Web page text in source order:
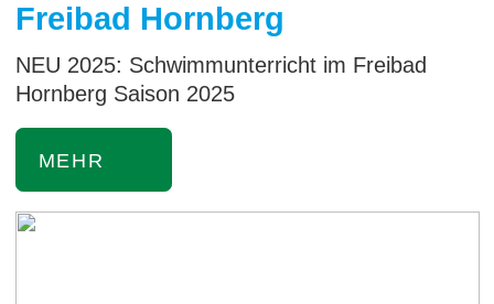
Freibad Hornberg
NEU 2025: Schwimmunterricht im Freibad
Hornberg Saison 2025
MEHR